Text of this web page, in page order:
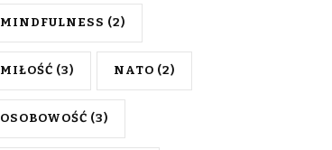
MINDFULNESS (2)
MIŁOŚĆ (3) NATO (2)
OSOBOWOŚĆ (3)